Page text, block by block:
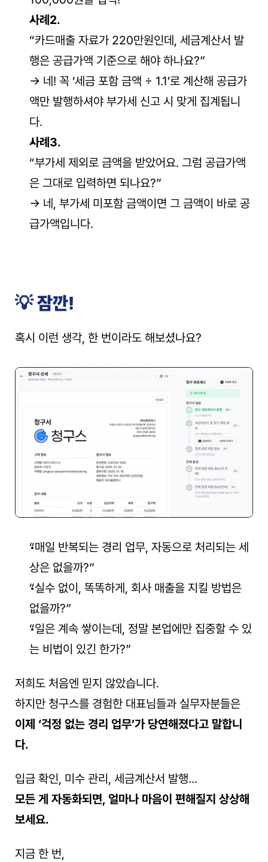
사례2.
“카드매출 자료가 220만원인데, 세금계산서 발
행은 공급가액 기준으로 해야 하나요?”
→ 네! 꼭 ‘세금 포함 금액 ÷ 1.1’로 계산해 공급가
액만 발행하셔야 부가세 신고 시 맞게 집계됩니
다.
사례3.
“부가세 제외로 금액을 받았어요. 그럼 공급가액
은 그대로 입력하면 되나요?”
→ 네, 부가세 미포함 금액이면 그 금액이 바로 공
급가액입니다.
💡 잠깐!
혹시 이런 생각, 한 번이라도 해보셨나요?
“매일 반복되는 경리 업무, 자동으로 처리되는 세
상은 없을까?”
“실수 없이, 똑똑하게, 회사 매출을 지킬 방법은
없을까?”
“일은 계속 쌓이는데, 정말 본업에만 집중할 수 있
는 비법이 있긴 한가?”
저희도 처음엔 믿지 않았습니다.
하지만 청구스를 경험한 대표님들과 실무자분들은
이제 ‘걱정 없는 경리 업무’가 당연해졌다고 말합니
다.
입금 확인, 미수 관리, 세금계산서 발행…
모든 게 자동화되면, 얼마나 마음이 편해질지 상상해
보세요.
지금 한 번,